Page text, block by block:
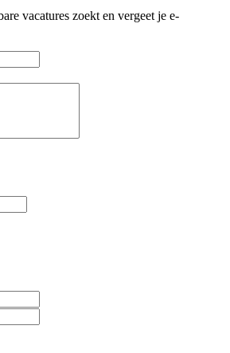
vacatures zoekt en vergeet je e-